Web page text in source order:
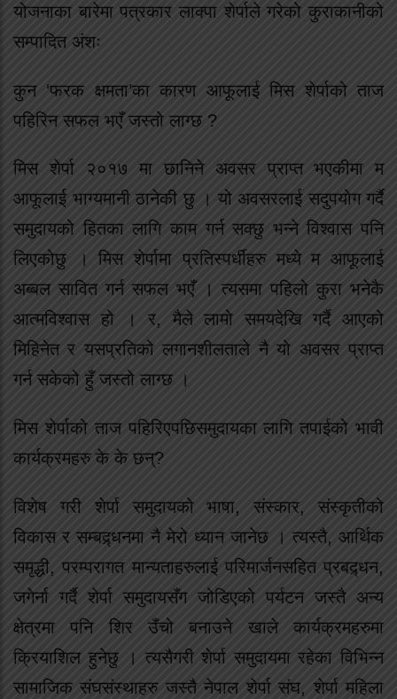
योजनाका बारेमा पत्रकार लाक्पा शेर्पाले गरेको कुराकानीको
सम्पादित अंशः
कुन ‘फरक क्षमता’का कारण आफूलाई मिस शेर्पाको ताज
पहिरिन सफल भएँ जस्तो लाग्छ ?
मिस शेर्पा २०१७ मा छानिने अवसर प्राप्त भएकीमा म
आफूलाई भाग्यमानी ठानेकी छु । यो अवसरलाई सदुपयोग गर्दै
समुदायको हितका लागि काम गर्न सक्छु भन्ने विश्वास पनि
लिएकोछु । मिस शेर्पामा प्रतिस्पर्धीहरु मध्ये म आफूलाई
अब्बल सावित गर्न सफल भएँ । त्यसमा पहिलो कुरा भनेकै
आत्मविश्वास हो । र, मैले लामो समयदेखि गर्दै आएको
मिहिनेत र यसप्रतिको लगानशीलताले नै यो अवसर प्राप्त
गर्न सकेको हुँ जस्तो लाग्छ ।
मिस शेर्पाको ताज पहिरिएपछिसमुदायका लागि तपाईको भावी
कार्यक्रमहरु के के छन्?
विशेष गरी शेर्पा समुदायको भाषा, संस्कार, संस्कृतीको
विकास र सम्बद्र्धनमा नै मेरो ध्यान जानेछ । त्यस्तै, आर्थिक
समृद्धी, परम्परागत मान्यताहरुलाई परिमार्जनसहित प्रबद्र्धन,
जगेर्ना गर्दै शेर्पा समुदायसँग जोडिएको पर्यटन जस्तै अन्य
क्षेत्रमा पनि शिर उँचो बनाउने खाले कार्यक्रमहरुमा
क्रियाशिल हुनेछु । त्यसैगरी शेर्पा समुदायमा रहेका विभिन्न
सामाजिक संघसंस्थाहरु जस्तै नेपाल शेर्पा संघ, शेर्पा महिला